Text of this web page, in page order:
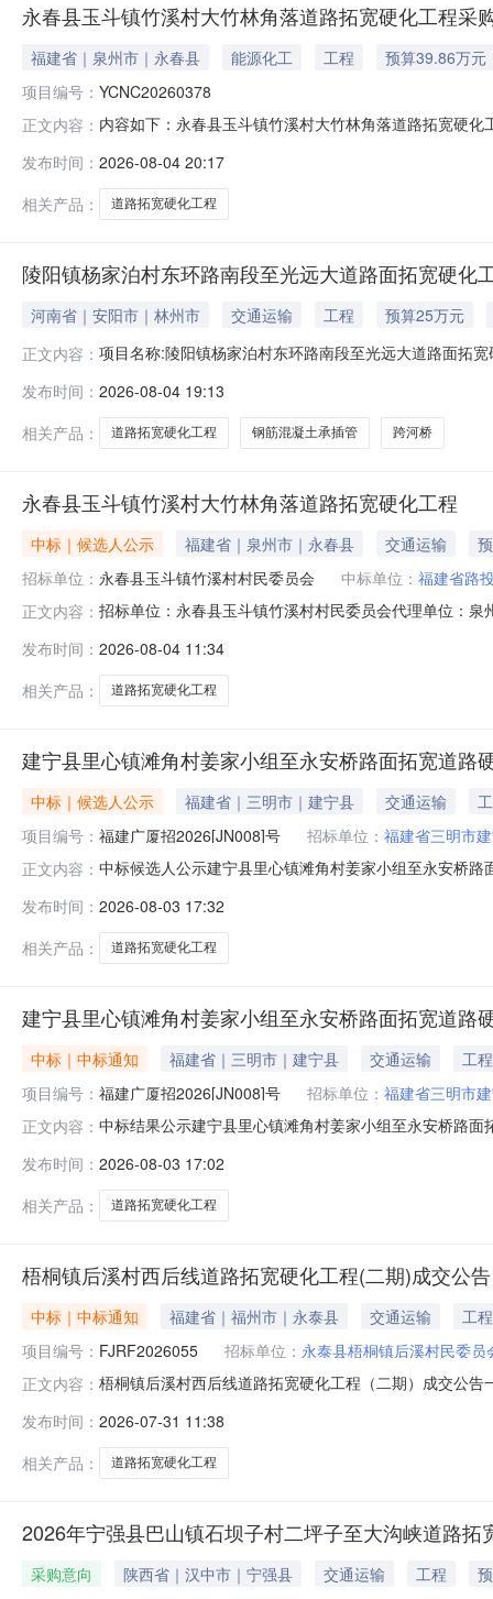
永春县玉斗镇竹溪村大竹林角落道路拓宽硬化工程采
福建省｜泉州市｜永春县 能源化工 工程
预算39.86万元
项目编号： YCNC20260378
正文内容： 内容如下：永春县玉斗镇竹溪村大竹林角落道路拓宽硬
发布时间： 2026-08-04 20:17
相关产品：
道路拓宽硬化工程
陵阳镇杨家泊村东环路南段至光远大道路面拓宽硬化
河南省｜安阳市｜林州市 交通运输 工程
预算25万元
正文内容： 项目名称:陵阳镇杨家泊村东环路南段至光远大道路面拓
绘信息:--其他信息:--交易方式交易方式:竞价竞价方向:反
发布时间： 2026-08-04 19:13
相关产品：
道路拓宽硬化工程 钢筋混凝土承插管 跨河桥
永春县玉斗镇竹溪村大竹林角落道路拓宽硬化工程
中标｜候选人公示 福建省｜泉州市｜永春县 交通运输
招标单位： 永春县玉斗镇竹溪村村民委员会 中标单位： 福建省路
正文内容： 招标单位：永春县玉斗镇竹溪村村民委员会代理单位：
村民委员会地址永春县玉斗镇竹溪村联系电话
建
发布时间： 2026-08-04 11:34
相关产品：
道路拓宽硬化工程
建宁县里心镇滩角村姜家小组至永安桥路面拓宽道路
中标｜候选人公示 福建省｜三明市｜建宁县 交通运输
项目编号： 福建广厦招2026[JN008]号 招标单位： 福建省三明市
正文内容： 中标候选人公示建宁县里心镇滩角村姜家小组至永安桥
如下：一、招标人的名称、地址和联系方式：招标人名
标人情况:
发布时间： 2026-08-03 17:32
相关产品：
道路拓宽硬化工程
建宁县里心镇滩角村姜家小组至永安桥路面拓宽道路
中标｜中标通知 福建省｜三明市｜建宁县 交通运输
工程
项目编号： 福建广厦招2026[JN008]号 招标单位： 福建省三明市
正文内容： 中标结果公示建宁县里心镇滩角村姜家小组至永安桥路
下：一、招标人的名称、地址和联系方式：招标人名称:
人情况:本
发布时间： 2026-08-03 17:02
相关产品：
道路拓宽硬化工程
梧桐镇后溪村西后线道路拓宽硬化工程(二期)成交公告
中标｜中标通知 福建省｜福州市｜永泰县 交通运输
工程
项目编号： FJRF2026055 招标单位： 永泰县梧桐镇后溪村民委员
正文内容： 梧桐镇后溪村西后线道路拓宽硬化工程（二期）成交公
目经理成交金额（元）1梧桐镇后溪村西后线道路拓宽硬
（单一来源
发布时间： 2026-07-31 11:38
相关产品：
道路拓宽硬化工程
2026年宁强县巴山镇石坝子村二坪子至大沟峡道路拓
采购意向 陕西省｜汉中市｜宁强县 交通运输 工程